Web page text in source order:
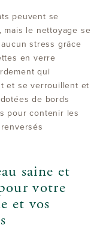
peuvent se
mais le nettoyage se
stress grâce
en verre
qui
et se verrouillent et
de bords
pour contenir les
saine et
votre
et vos